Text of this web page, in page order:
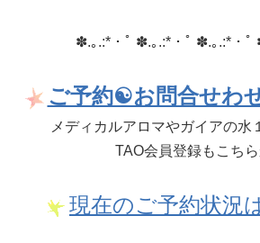
✽.｡.:*・ﾟ ✽.｡.:*・ﾟ ✽.｡.:*・ﾟ
ご予約☯お問合せわ
メディカルアロマやガイアの水
TAO会員登録もこち
現在のご予約状況